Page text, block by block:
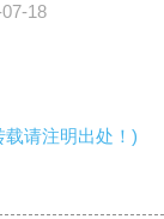
18
载请注明出处！)